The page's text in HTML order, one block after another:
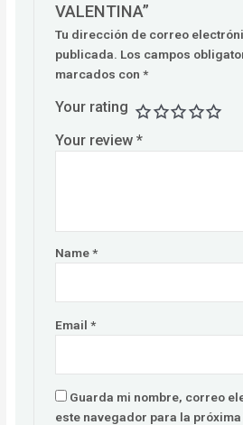
VALENTINA”
Tu dirección de correo
publicada. Los campos
marcados con*
Your rating
Your review*
Name*
Email*
Guarda mi nombre, correo
este navegador para la